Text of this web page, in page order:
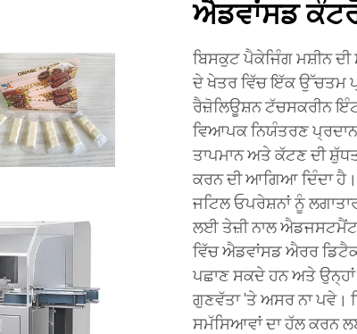
ਐਡਵਾਂਸਡ
ਬਿਸਕੁਟ ਪੈਕੇਜਿੰਗ ਮਸ਼ੀਨ
ਦੇ ਖੇਤਰ ਵਿੱਚ ਇੱਕ ਉੱਚਤਮ
ਰੈਜ਼ੋਲਿਊਸ਼ਨ ਟੱਚਸਕਰੀਨ
ਵਿਆਪਕ ਨਿਯੰਤਰਣ ਪ੍ਰਦਾਨ
ਤਾਪਮਾਨ ਅਤੇ ਕੱਟਣ ਦੀ
ਕਰਨ ਦੀ ਆਗਿਆ ਦਿੰਦਾ
ਜਟਿਲ ਓਪਰੇਸ਼ਨਾਂ ਨੂੰ
ਲਈ ਤੇਜ਼ੀ ਨਾਲ
ਵਿੱਚ ਐਡਵਾਂਸਡ ਐਰਰ
ਪਛਾਣ ਸਕਦੇ ਹਨ ਅਤੇ
ਗੁਣਵੱਤਾ 'ਤੇ ਅਸਰ ਨਾ ਪਵੇ।
ਸਮੱਸਿਆਵਾਂ ਦਾ ਹੱਲ ਕਰਨ